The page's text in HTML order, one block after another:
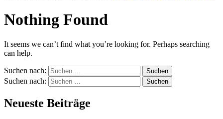
Nothing Found
It seems we can’t find what you’re looking for. Perhaps searching
can help.
Suchen nach:
Suchen nach:
Neueste Beiträge